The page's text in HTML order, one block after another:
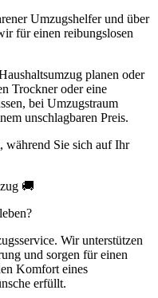
Umzugshelfer und über
für einen reibungslosen
planen oder
Trockner oder eine
bei Umzugstraum
unschlagbaren Preis.
während Sie sich auf Ihr
🚚
Wir unterstützen
und sorgen für einen
Komfort eines
erfüllt.